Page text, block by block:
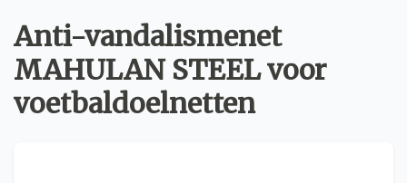
Anti-vandalismenet
MAHULAN STEEL voor
voetbaldoelnetten